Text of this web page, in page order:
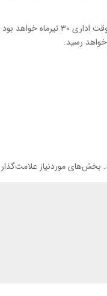
مهلت ارسال مدارك حداكثر
خواهد رسيد.
بخش‌های موردنیاز